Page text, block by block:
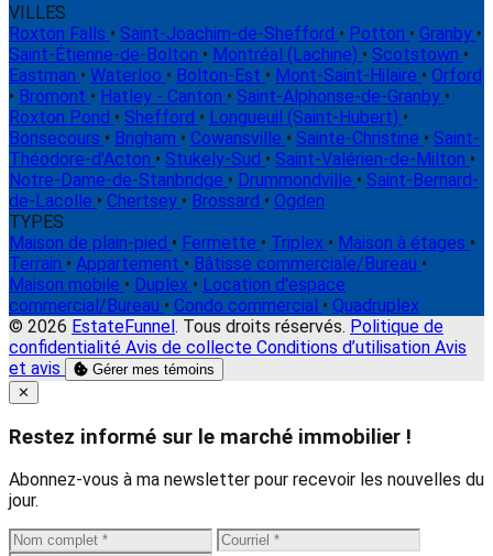
VILLES
Roxton Falls • Saint-Joachim-de-Shefford • Potton • Granby •
Saint-Étienne-de-Bolton • Montréal (Lachine) • Scotstown •
Eastman • Waterloo • Bolton-Est • Mont-Saint-Hilaire • Orford
• Bromont • Hatley - Canton • Saint-Alphonse-de-Granby •
Roxton Pond • Shefford • Longueuil (Saint-Hubert) •
Bonsecours • Brigham • Cowansville • Sainte-Christine • Saint-
Théodore-d'Acton • Stukely-Sud • Saint-Valérien-de-Milton •
Notre-Dame-de-Stanbridge • Drummondville • Saint-Bernard-
de-Lacolle • Chertsey • Brossard • Ogden
TYPES
Maison de plain-pied • Fermette • Triplex • Maison à étages •
Terrain • Appartement • Bâtisse commerciale/Bureau •
Maison mobile • Duplex • Location d'espace
commercial/Bureau • Condo commercial • Quadruplex
© 2026 EstateFunnel. Tous droits réservés. Politique de
confidentialité Avis de collecte Conditions d’utilisation Avis
et avis
Gérer mes témoins
Close
✕
Restez informé sur le marché immobilier !
Abonnez-vous à ma newsletter pour recevoir les nouvelles du
jour.